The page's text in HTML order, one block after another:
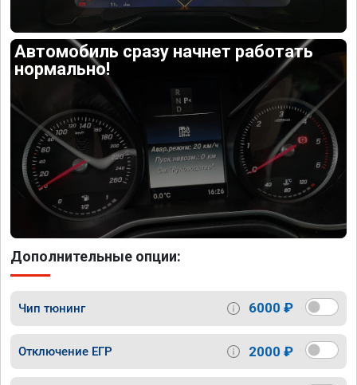
Автомобиль сразу начнет работать
нормально!
Дополнительные опции:
Чип тюнинг 6000 ₽
Отключение ЕГР 2000 ₽